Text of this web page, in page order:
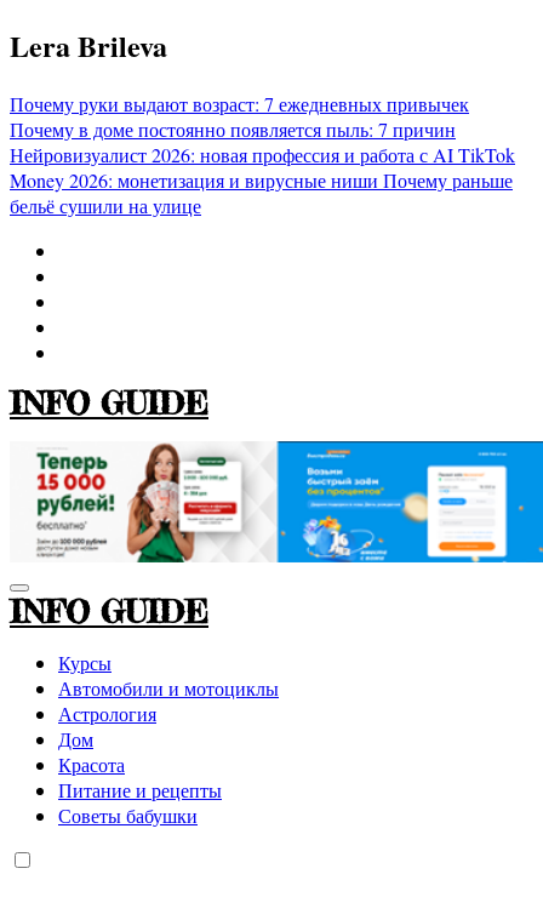
Перейти
к
Lera Brileva
Почему руки выдают возраст: 7 ежедневных привычек
Почему в доме постоянно появляется пыль: 7 причин
Нейровизуалист 2026: новая профессия и работа с AITikTok
Money 2026: монетизация и вирусные ниши Почему раньше
бельё сушили на улице
INFO GUIDE
INFO GUIDE
Курсы
Автомобили и мотоциклы
Астрология
Дом
Красота
Питание и рецепты
Советы бабушки